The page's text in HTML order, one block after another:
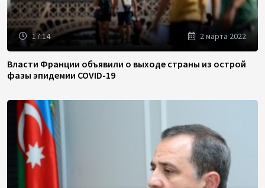
17:14 2 марта 2022
Власти Франции объявили о выходе страны из острой
фазы эпидемии COVID-19